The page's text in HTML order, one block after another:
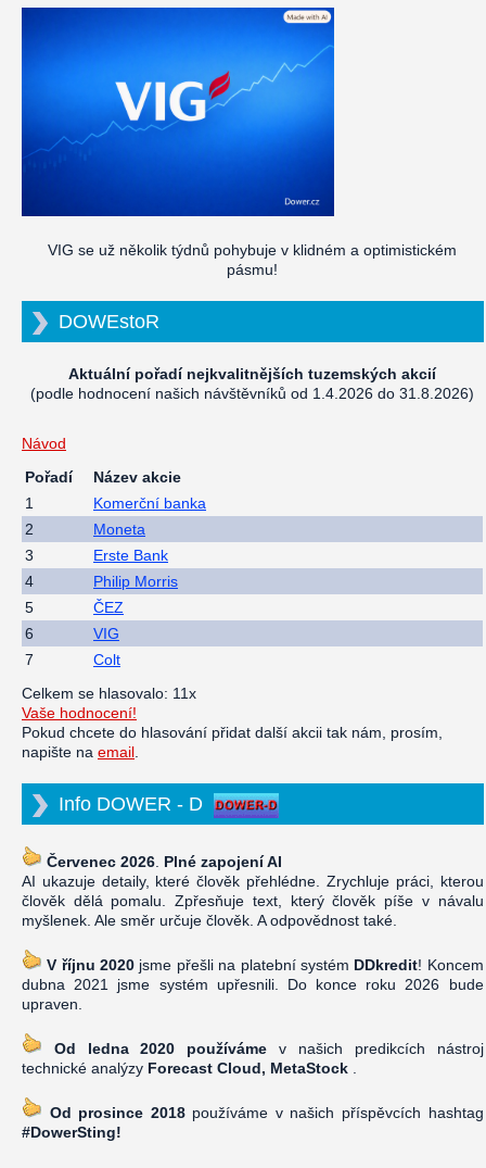
VIG se už několik týdnů pohybuje v klidném a optimistickém
pásmu!
DOWEstoR
Aktuální pořadí nejkvalitnějších tuzemských akcií
(podle hodnocení našich návštěvníků od 1.4.2026 do 31.8.2026)
Návod
Pořadí
Název akcie
1
Komerční banka
2
Moneta
3
Erste Bank
4
Philip Morris
5
ČEZ
6
VIG
7
Colt
Celkem se hlasovalo: 11x
Vaše hodnocení!
Pokud chcete do hlasování přidat další akcii tak nám, prosím,
napište na email
Info DOWER - D
Červenec 2026 Plné zapojení AI
AI ukazuje detaily, které člověk přehlédne. Zrychluje práci, kterou
člověk dělá pomalu. Zpřesňuje text, který člověk píše v návalu
myšlenek. Ale směr určuje člověk. A odpovědnost také.
V říjnu 2020 jsme přešli na platební systém DDkredit! Koncem
dubna 2021 jsme systém upřesnili. Do konce roku 2026 bude
upraven.
Od ledna 2020 používáme v našich predikcích nástroj
technické analýzy Forecast Cloud, MetaStock
Od prosince 2018používáme v našich příspěvcích hashtag
#DowerSting!